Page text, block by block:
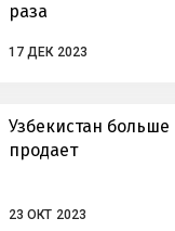
раза
17 ДЕК 2023
Узбекистан
продает
23 ОКТ 2023